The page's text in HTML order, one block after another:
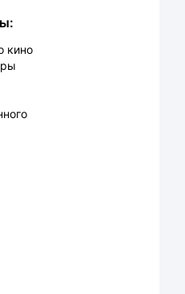
кино